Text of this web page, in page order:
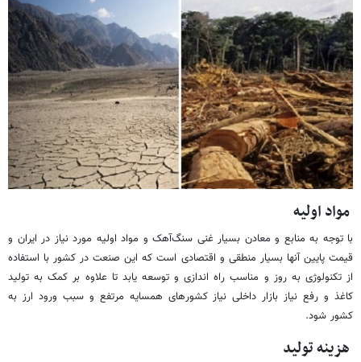
مواد اولیه
با توجه به منابع و معادن بسیار غنی سنگ‌آهک و مواد اولیه مورد نیاز در ایران و
قیمت پایین آنها بسیار منطقی و اقتصادی است که این صنعت در کشور با استفاده
از تکنولوژی به روز و مناسب راه اندازی و توسعه یابد تا علاوه بر کمک به تولید
کاغذ و رفع نیاز بازار داخلی نیاز کشورهای همسایه مرتفع و سبب ورود ارز به
کشور شود.
هزینه تولید